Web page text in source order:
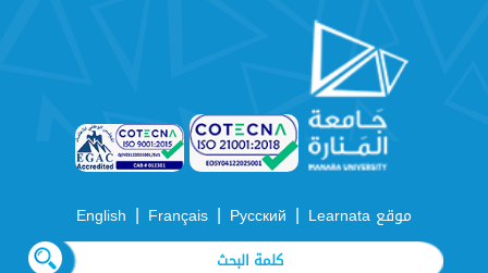
موقع Learnata |
Русский
|
Français
|
English